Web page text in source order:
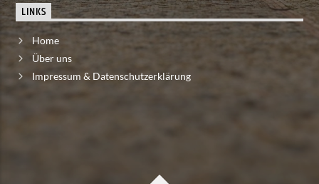
LINKS
Home
Über uns
Impressum & Datenschutzerklärung